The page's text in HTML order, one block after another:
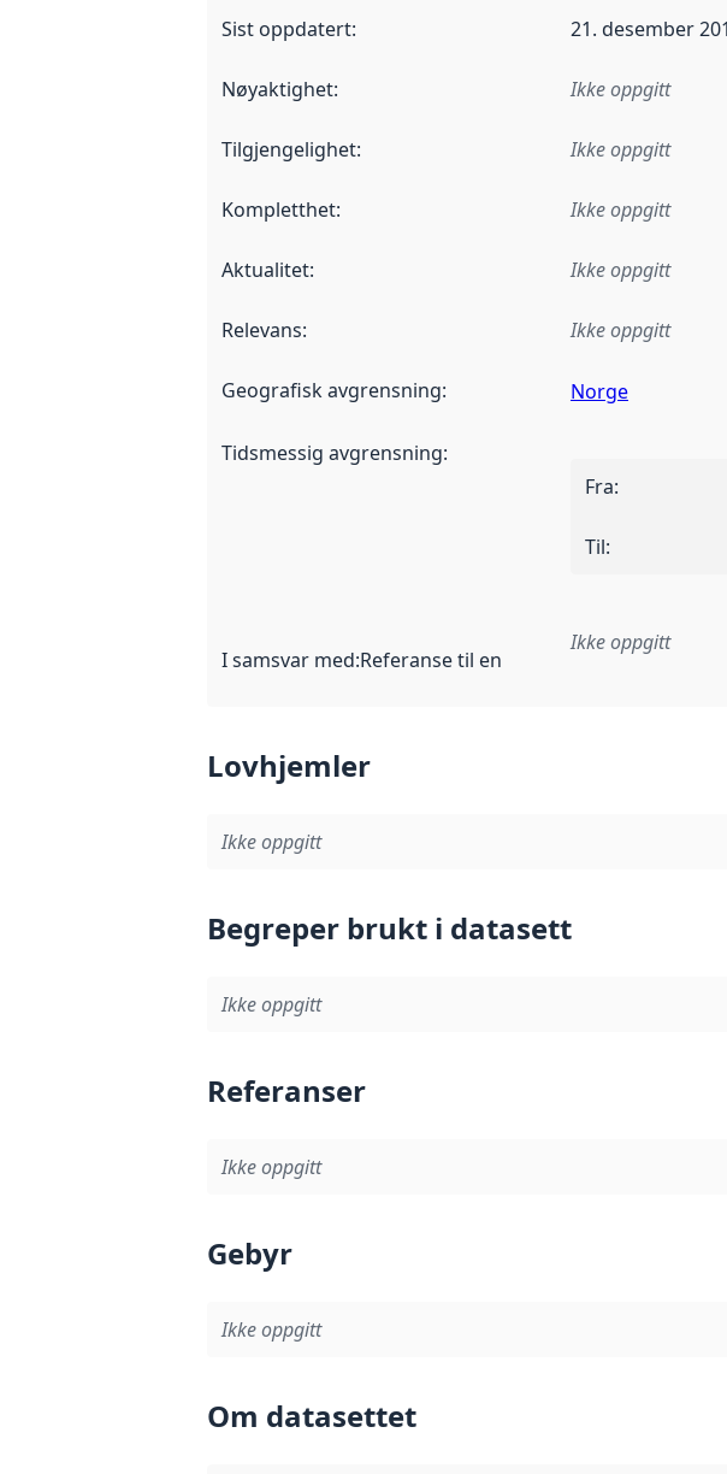
Sist oppdatert: 21. desember
Nøyaktighet: Ikke oppgitt
Tilgjengelighet: Ikke oppgitt
Kompletthet: Ikke oppgitt
Aktualitet: Ikke oppgitt
Relevans: Ikke oppgitt
Geografisk avgrensning: Norge
Tidsmessig avgrensning:
Fra:
Til:
I samsvar med:Referanse til en implementasjonsregel
Ikke oppgitt
Lovhjemler
Ikke oppgitt
Begreper brukt i datasett
Ikke oppgitt
Referanser
Ikke oppgitt
Gebyr
Ikke oppgitt
Om datasettet